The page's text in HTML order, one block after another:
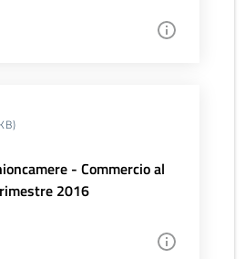
- Commercio al
2016